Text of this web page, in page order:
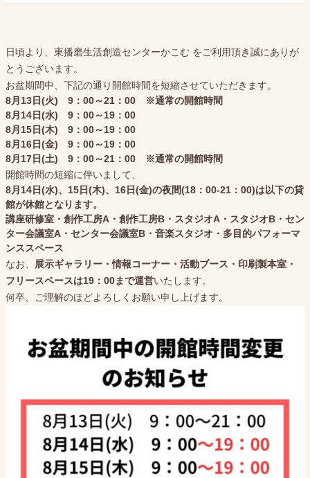
日頃より、東播磨生活創造センターかこむ をご利用頂き誠にありが
とうございます。
お盆期間中、下記の通り開館時間を短縮させていただきます。
8月13日(火) 9：00～21：00 ※通常の開館時間
8月14日(水) 9：00～19：00
8月15日(木) 9：00～19：00
8月16日(金) 9：00～19：00
8月17日(土) 9：00～21：00 ※通常の開館時間
開館時間の短縮に伴いまして、
8月14日(水)、15日(木)、16日(金)の夜間(18：00-21：00)は以下の貸
館が休館となります。
講座研修室・創作工房A・創作工房B・スタジオA・スタジオB・セン
ター会議室A・センター会議室B・音楽スタジオ・多目的パフォーマ
ンススペース
なお、
展示ギャラリー・情報コーナー・活動ブース・印刷製本室・
フリースペースは19：00まで運営いたします。
何卒、ご理解のほどよろしくお願い申し上げます。